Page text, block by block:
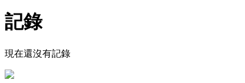
記錄
現在還沒有記錄